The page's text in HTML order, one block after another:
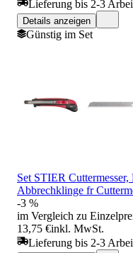
Lieferung bis 2-3
Details anzeigen
Günstig im Set
Set STIER
Abbrechklinge fr
-3 %
im Vergleich zu
13,75 €inkl. MwSt.
Lieferung bis 2-3